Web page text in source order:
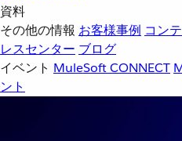
資料
その他の情報 お客様事例 コン
レスセンター ブログ
イベント MuleSoft CONNECT
ント